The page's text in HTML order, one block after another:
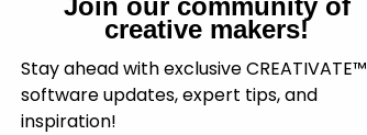
Join our community of
creative makers!
Stay ahead with exclusive CREATIVATE™
software updates, expert tips, and
inspiration!